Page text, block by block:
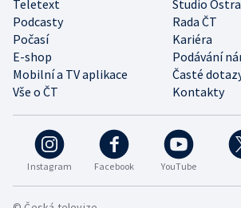
Instagram Facebook YouTube
Teletext
Studio
Podcasty
Rada ČT
Počasí
Kariéra
E-shop
Podávání
Mobilní a TV aplikace
Časté
Vše o ČT
Kontakty